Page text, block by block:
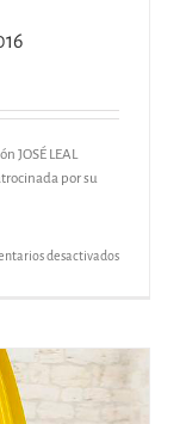
JOSÉ LEAL
por su
desactivadosen